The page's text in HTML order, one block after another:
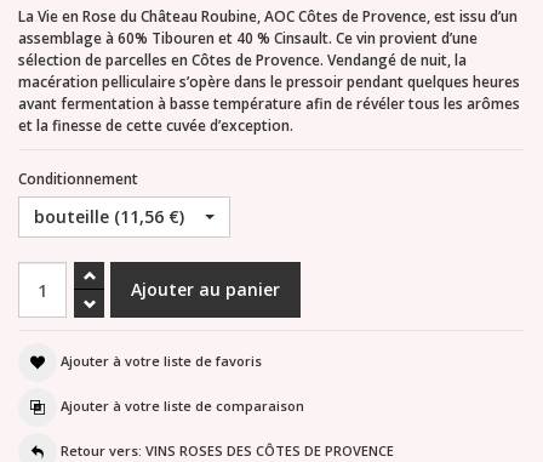
La Vie en Rose du Château Roubine, AOC Côtes de Provence, est issu d’un
assemblage à 60% Tibouren et 40 % Cinsault. Ce vin provient d’une
sélection de parcelles en Côtes de Provence. Vendangé de nuit, la
macération pelliculaire s’opère dans le pressoir pendant quelques heures
avant fermentation à basse température afin de révéler tous les arômes
et la finesse de cette cuvée d’exception.
Conditionnement
bouteille (11,56 €)
Ajouter à votre liste de favoris
Ajouter à votre liste de comparaison
Retour vers: VINS ROSES DES CÔTES DE PROVENCE